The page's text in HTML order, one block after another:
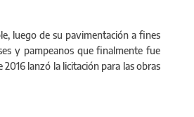
luego de su pavimentación a fines
y pampeanos que finalmente fue
lanzó la licitación para las obras